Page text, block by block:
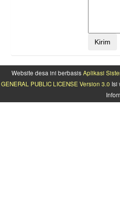
Website desa ini berbasisAplikasi
GENERAL PUBLIC LICENSE Version 3.0 Isi